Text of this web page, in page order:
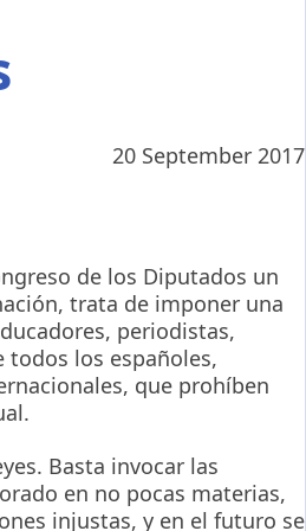
20 September 2017
de los Diputados un
trata de imponer una
periodistas,
todos los españoles,
que prohíben
Basta invocar las
en no pocas materias,
injustas, y en el futuro se